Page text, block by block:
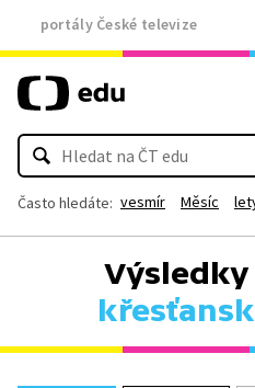
portály České televize
Často hledáte: vesmír Měsíc